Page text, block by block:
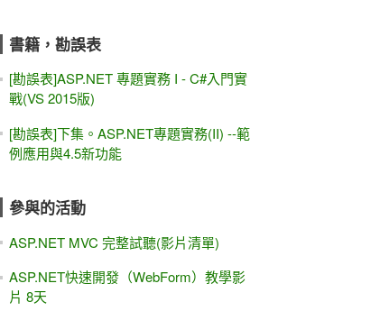
書籍，勘誤表
[勘誤表]ASP.NET 專題實務 I - C#入門實
戰(VS 2015版)
[勘誤表]下集。ASP.NET專題實務(II) --範
例應用與4.5新功能
參與的活動
ASP.NET MVC 完整試聽(影片清單)
ASP.NET快速開發（WebForm）教學影
片 8天